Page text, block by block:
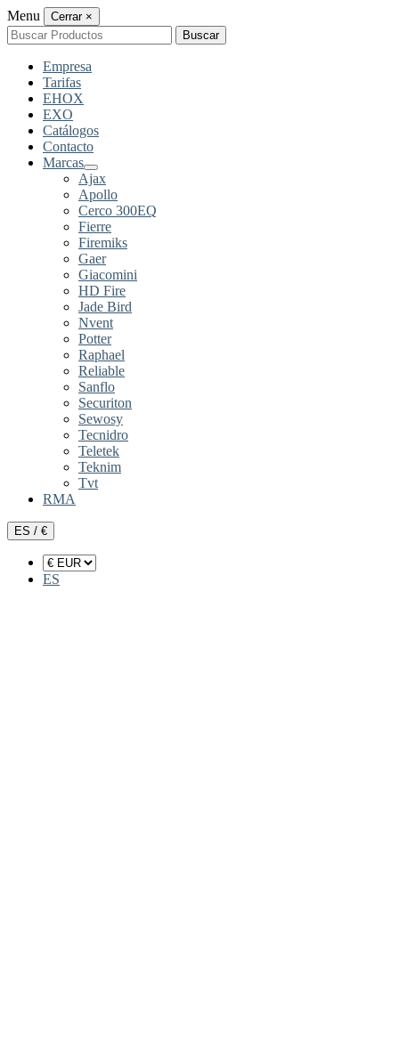
Menu Cerrar ×
Buscar
por:
Buscar
Empresa
Tarifas
EHOX
EXO
Catálogos
Contacto
Marcas
Ajax
Apollo
Cerco 300EQ
Fierre
Firemiks
Gaer
Giacomini
HD Fire
Jade Bird
Nvent
Potter
Raphael
Reliable
Sanflo
Securiton
Sewosy
Tecnidro
Teletek
Teknim
Tvt
RMA
ES / €
ES